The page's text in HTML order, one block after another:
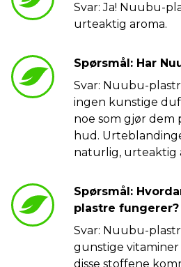
Svar: Ja! Nuubu-
urteaktig aroma.
Spørsmål: Har
Svar: Nuubu-
ingen kunstige
noe som gjør dem
hud.
naturlig, urteaktig
Spørsmål:
plastre fungerer?
Svar: Nuubu-
gunstige
disse stoffene